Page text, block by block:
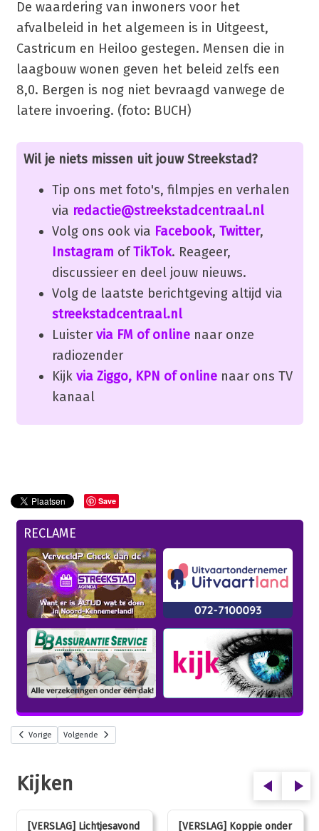
De waardering van inwoners voor het
afvalbeleid in het algemeen is in Uitgeest,
Castricum en Heiloo gestegen. Mensen die in
laagbouw wonen geven het beleid zelfs een
8,0. Bergen is nog niet bevraagd vanwege de
latere invoering. (foto: BUCH)
Wil je niets missen uit jouw Streekstad?
Tip ons met foto's, filmpjes en verhalen
via redactie@streekstadcentraal.nl
Volg ons ook via Facebook, Twitter,
Instagram ofTikTok. Reageer,
discussieer en deel jouw nieuws.
Volg de laatste berichtgeving altijd via
streekstadcentraal.nl
Luister via FM of onlinenaar onze
radiozender
Kijk via Ziggo, KPN of onlinenaar ons TV
kanaal
Save
RECLAME
Vorige Volgende
Kijken
[VERSLAG] Lichtjesavond [VERSLAG] Koppie onder